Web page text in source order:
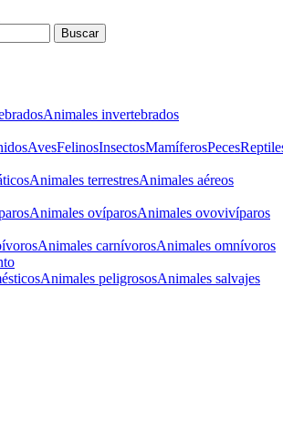
Animales invertebrados
AvesFelinosInsectosMamíferosPeces
Animales terrestresAnimales aéreos
Animales ovíparosAnimales ovovivíparos
Animales carnívorosAnimales omnívoros
Animales peligrososAnimales salvajes